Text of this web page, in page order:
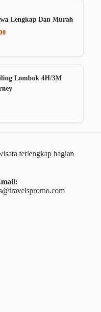
Lengkap Dan Murah
Lombok 4H/3M
terlengkap bagian